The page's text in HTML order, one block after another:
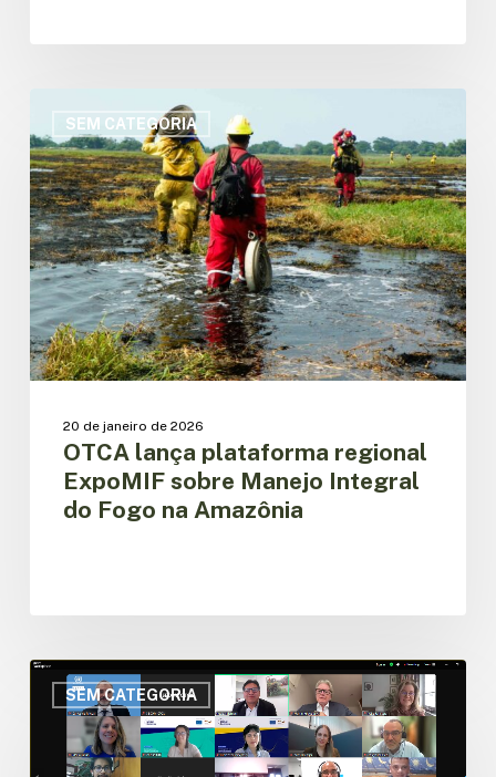
SEM CATEGORIA
lança
plataforma
regional
ExpoMIF
sobre
Manejo
Integral
do
Fogo
na
Amazônia
20 de janeiro de 2026
OTCA lança plataforma regional
ExpoMIF sobre Manejo Integral
do Fogo na Amazônia
SEM CATEGORIA
OTCA
apresenta
sucesso